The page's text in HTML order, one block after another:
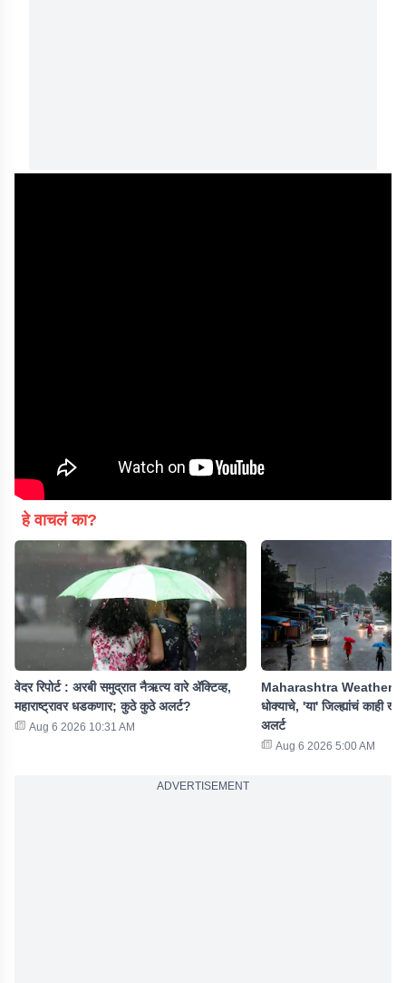
हे वाचलं का?
वेदर रिपोर्ट : अरबी समुद्रात नैऋत्य वारे अ‍ॅक्टिव्ह,
महाराष्ट्रावर धडकणार; कुठे कुठे अलर्ट?
Aug 6 2026 10:31 AM
Maharashtra Weather :
धोक्याचे, 'या' जिल्ह्यांचं काही
अलर्ट
Aug 6 2026 5:00 AM
ADVERTISEMENT